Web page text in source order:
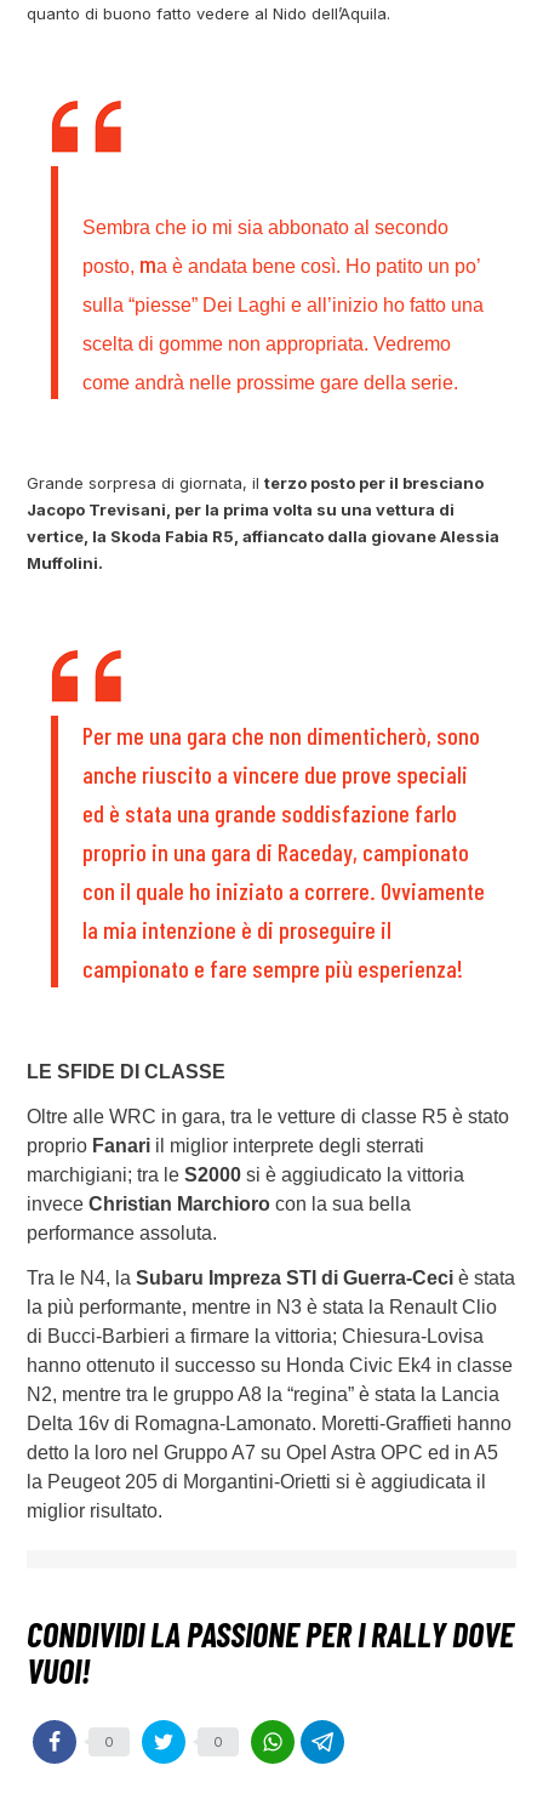
quanto di buono fatto vedere al Nido dell’Aquila.
Sembra che io mi sia abbonato al secondo
posto, ma è andata bene così. Ho patito un po’
sulla “piesse” Dei Laghi e all’inizio ho fatto una
scelta di gomme non appropriata. Vedremo
come andrà nelle prossime gare della serie.
Grande sorpresa di giornata, ilterzo posto per il bresciano
Jacopo Trevisani, per la prima volta su una vettura di
vertice, la Skoda Fabia R5, affiancato dalla giovane Alessia
Muffolini.
Per me una gara che non dimenticherò, sono
anche riuscito a vincere due prove speciali
ed è stata una grande soddisfazione farlo
proprio in una gara di Raceday, campionato
con il quale ho iniziato a correre. Ovviamente
la mia intenzione è di proseguire il
campionato e fare sempre più esperienza!
LE SFIDE DI CLASSE
Oltre alle WRC in gara, tra le vetture di classe R5 è stato
proprio Fanari il miglior interprete degli sterrati
marchigiani; tra leS2000 si è aggiudicato la vittoria
inveceChristian Marchioro con la sua bella
performance assoluta.
Tra le N4, laSubaru Impreza STI di Guerra-Ceci è stata
la più performante, mentre in N3 è stata la Renault Clio
di Bucci-Barbieri a firmare la vittoria; Chiesura-Lovisa
hanno ottenuto il successo su Honda Civic Ek4 in classe
N2, mentre tra le gruppo A8 la “regina” è stata la Lancia
Delta 16v di Romagna-Lamonato. Moretti-Graffieti hanno
detto la loro nel Gruppo A7 su Opel Astra OPC ed in A5
la Peugeot 205 di Morgantini-Orietti si è aggiudicata il
miglior risultato.
0 0